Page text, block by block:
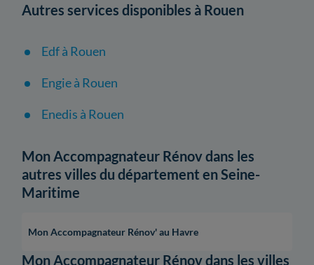
Autres services disponibles à Rouen
Edf à Rouen
Engie à Rouen
Enedis à Rouen
Mon Accompagnateur Rénov dans les
autres villes du département en Seine-
Maritime
Mon Accompagnateur Rénov' au Havre
Mon Accompagnateur Rénov dans les villes